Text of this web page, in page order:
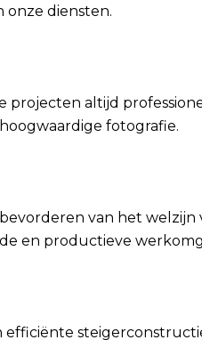
onze diensten.
projecten altijd
fotografie.
van het welzijn
en productieve
efficiënte